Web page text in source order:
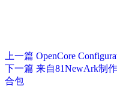
上一篇 OpenCore
下一篇 来自81NewArk制
合包